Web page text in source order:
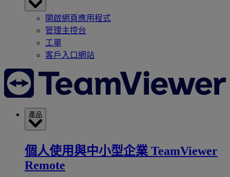
開啟網頁應用程式
管理主控台
工單
客戶入口網站
產品
個人使用與中小型企業 TeamViewer
Remote